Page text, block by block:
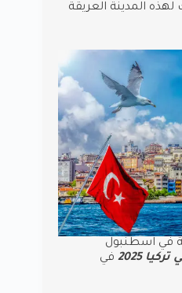
المدينة العريقة
في اسطنبول
2025
في